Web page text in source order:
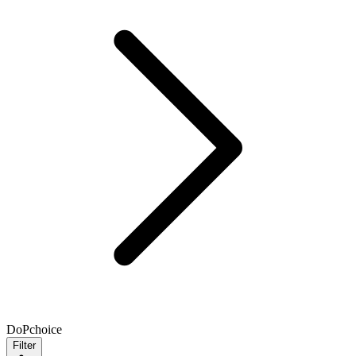
DoPchoice
Filter